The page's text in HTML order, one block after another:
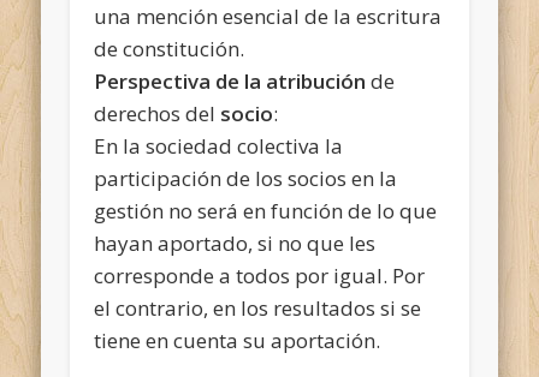
una mención esencial de la escritura
de constitución.
Perspectiva de la atribución de
derechos del socio:
En la sociedad colectiva la
participación de los socios en la
gestión no será en función de lo que
hayan aportado, si no que les
corresponde a todos por igual. Por
el contrario, en los resultados si se
tiene en cuenta su aportación.